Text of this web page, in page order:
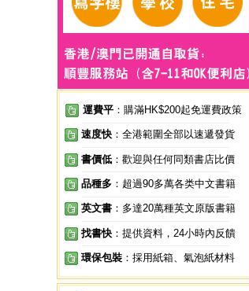
運費平 ：購滿HK$200起免運費政策
速度快 ：全港範圍全部以速遞發貨
書價低 ：歡迎與任何同類書店比價
品種多 ：超過90多萬各类中文書籍
英文書 ：多達20萬種英文原版書籍
找書快 ：提供資料，24小時內反饋
環保包裝 ：採用紙箱、氣泡紙材料